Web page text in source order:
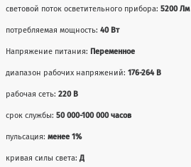
световой поток осветительного прибора:5200 Лм
потребляемая мощность:40 Вт
Напряжение питания: Переменное
диапазон рабочих напряжений:176-264 В
рабочая сеть:220 В
срок службы:50 000-100 000 часов
пульсация:менее 1%
кривая силы света:Д